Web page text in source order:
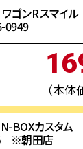
ンRスマイル
0949
（本体
カスタム
※朝田店